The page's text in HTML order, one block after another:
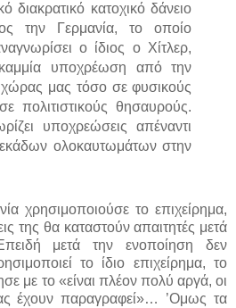
διακρατικό κατοχικό δάνειο
την Γερμανία, το οποίο
ο ίδιος ο Χίτλερ,
καμμία υποχρέωση από την
χώρας μας τόσο σε φυσικούς
πολιτιστικούς θησαυρούς.
υποχρεώσεις απέναντι
ολοκαυτωμάτων στην
χρησιμοποιούσε το επιχείρημα,
της θα καταστούν απαιτητές μετά
μετά την ενοποίηση δεν
το ίδιο επιχείρημα, το
με το «είναι πλέον πολύ αργά, οι
έχουν παραγραφεί»… ’Ομως τα